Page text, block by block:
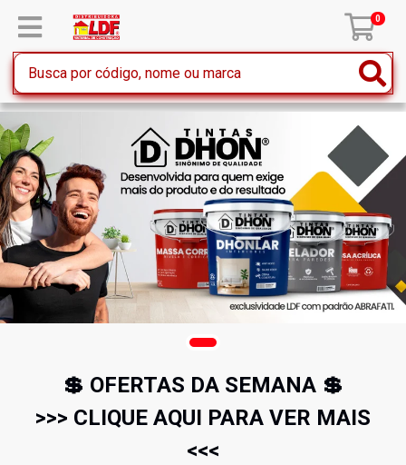
0
💲 OFERTAS DA SEMANA 💲
>>> CLIQUE AQUI PARA VER MAIS
<<<